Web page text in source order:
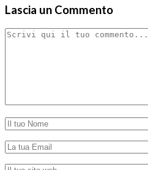
Lascia un Commento